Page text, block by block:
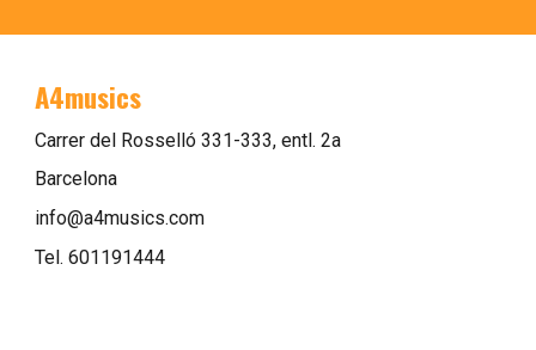
A4musics
Carrer del Rosselló 331-333, entl. 2a
Barcelona
info@a4musics.com
Tel. 601191444